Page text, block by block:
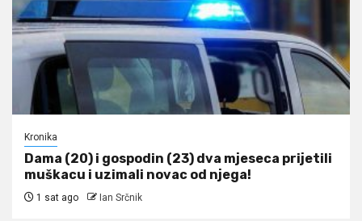
Kronika
Dama (20) i gospodin (23) dva mjeseca prijetili
muškacu i uzimali novac od njega!
1 sat ago Ian Srčnik